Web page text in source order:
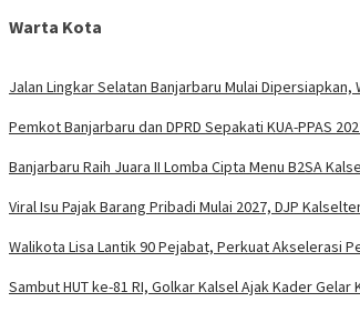
Warta Kota
Jalan Lingkar Selatan Banjarbaru Mulai
Pemkot Banjarbaru dan DPRD Sepakati KUA-PPAS
Banjarbaru Raih Juara II Lomba Cipta Menu B2SA
Viral Isu Pajak Barang Pribadi Mulai 2027, DJP
Walikota Lisa Lantik 90 Pejabat, Perkuat Akselerasi
Sambut HUT ke-81 RI, Golkar Kalsel Ajak Kader